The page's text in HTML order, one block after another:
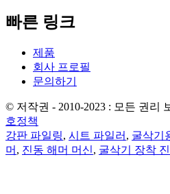
빠른 링크
제품
회사 프로필
문의하기
© 저작권 - 2010-2023 : 모든 권리
호정책
강판 파일링, 시트 파일러 , 굴삭기
머 , 진동 해머 머신, 굴삭기 장착